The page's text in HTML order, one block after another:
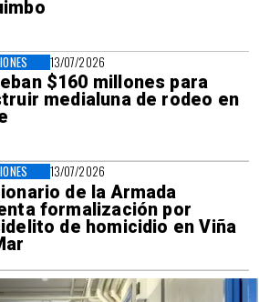
13/07/2026
$160 millones para
medialuna de rodeo en
13/07/2026
de la Armada
formalización por
de homicidio en Viña